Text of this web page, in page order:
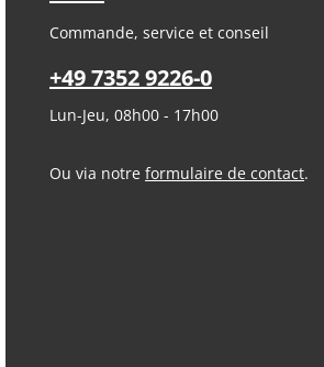
Commande, service et conseil
+49 7352 9226-0
Lun-Jeu, 08h00 - 17h00
Ou via notre formulaire de contact.